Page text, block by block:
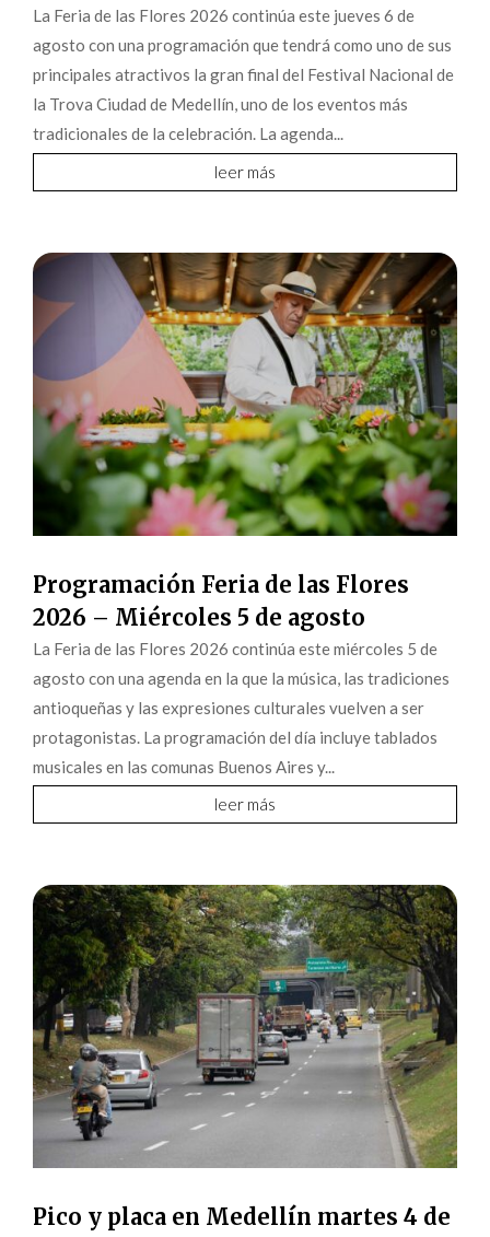
La Feria de las Flores 2026 continúa este jueves 6 de
agosto con una programación que tendrá como uno de sus
principales atractivos la gran final del Festival Nacional de
la Trova Ciudad de Medellín, uno de los eventos más
tradicionales de la celebración. La agenda...
leer más
Programación Feria de las Flores
2026 – Miércoles 5 de agosto
La Feria de las Flores 2026 continúa este miércoles 5 de
agosto con una agenda en la que la música, las tradiciones
antioqueñas y las expresiones culturales vuelven a ser
protagonistas. La programación del día incluye tablados
musicales en las comunas Buenos Aires y...
leer más
Pico y placa en Medellín martes 4 de